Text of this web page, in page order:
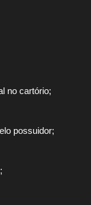
no cartório;
possuidor;